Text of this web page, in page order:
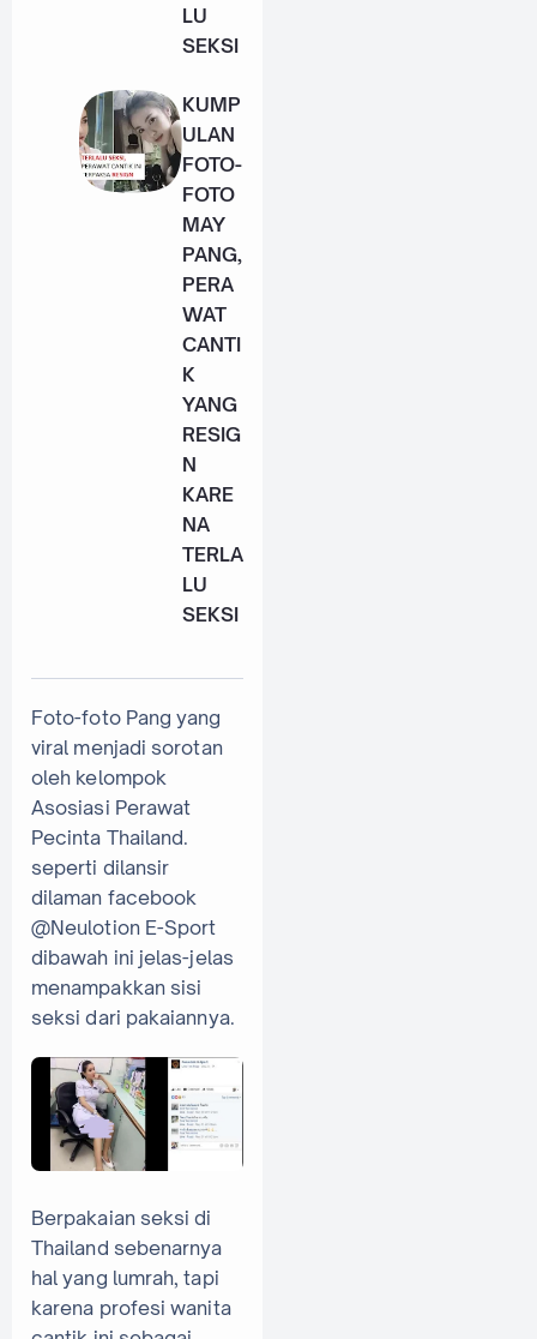
LU
SEKSI
KUMP
ULAN
FOTO-
FOTO
MAY
PANG,
PERA
WAT
CANTI
K
YANG
RESIG
N
KARE
NA
TERLA
LU
SEKSI
Foto-foto Pang yang
viral menjadi sorotan
oleh kelompok
Asosiasi Perawat
Pecinta Thailand.
seperti dilansir
dilaman facebook
@Neulotion E-Sport
dibawah ini jelas-jelas
menampakkan sisi
seksi dari pakaiannya.
Berpakaian seksi di
Thailand sebenarnya
hal yang lumrah, tapi
karena profesi wanita